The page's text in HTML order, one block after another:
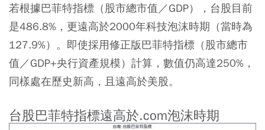
若根據巴菲特指標（股市總市值／GDP），台股目前
是486.8%，更遠高於2000年科技泡沫時期（當時為
127.9%）。即使採用修正版巴菲特指標（股市總市
值／GDP+央行資產規模）計算，數值仍高達250%，
同樣處在歷史新高，且遠高於美股。
台股巴菲特指標遠高於.com泡沫時期